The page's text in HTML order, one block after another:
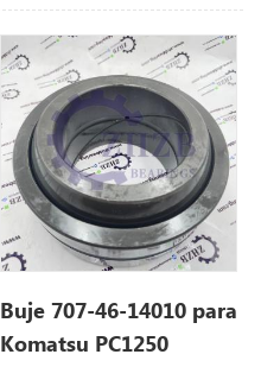
Buje 707-46-14010 para
Komatsu PC1250